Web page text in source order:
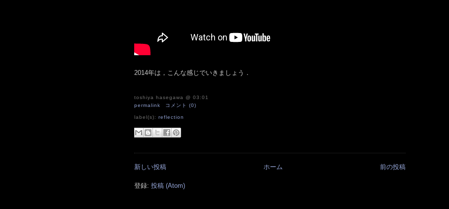
2014年は，こんな感じでいきましょう．
toshiya hasegawa @ 03:01
permalink
コメント (0)
label(s):reflection
新しい投稿 前の投稿
ホーム
登録: 投稿 (Atom)